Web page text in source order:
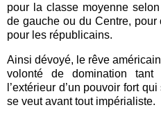
pour la classe moyenne
de gauche ou du Centre,
pour les républicains.
Ainsi dévoyé, le rêve
volonté de domination tant
l’extérieur d’un pouvoir fort
se veut avant tout impérialiste.